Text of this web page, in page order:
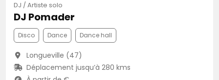
DJ / Artiste solo
DJ Pomader
Disco Dance Dance hall
Longueville (47)
Déplacement jusqu’à 280 kms